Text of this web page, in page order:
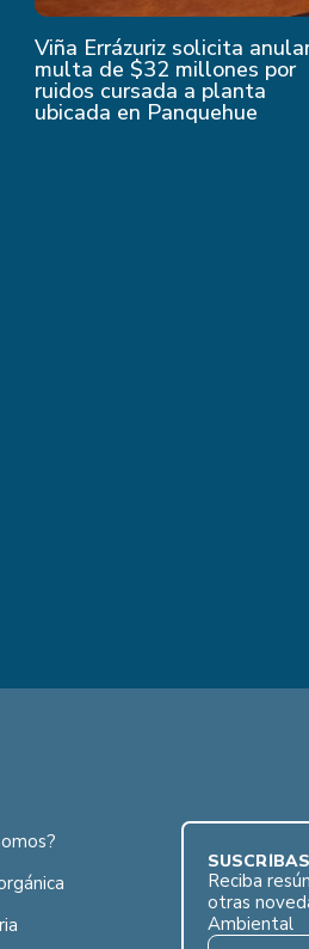
Viña Errázuriz solicita
multa de $32 millones por
ruidos cursada a planta
ubicada en Panquehue
Reciba
otras
Ambiental